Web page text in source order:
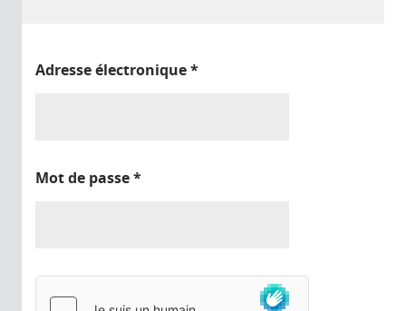
Adresse électronique*
Mot de passe*